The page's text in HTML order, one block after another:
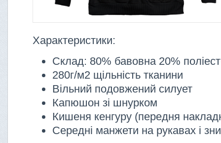
Характеристики:
Склад: 80% бавовна 20%
280г/м2 щільність тканини
Вільний подовжений силует
Капюшон зі шнурком
Кишеня кенгуру (передня
Середні манжети на рукавах і